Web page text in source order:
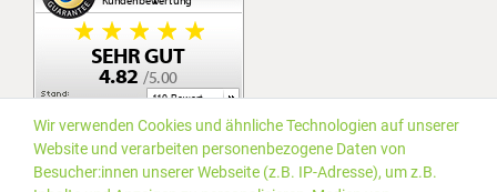
Wir verwenden Cookies und ähnliche Technologien auf unserer
Website und verarbeiten personenbezogene Daten von
Besucher:innen unserer Webseite (z.B. IP-Adresse), um z.B.